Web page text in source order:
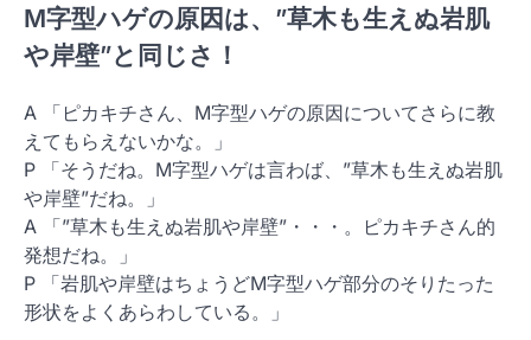
M字型ハゲの原因は、”草木も生えぬ岩肌
や岸壁”と同じさ！
A 「ピカキチさん、M字型ハゲの原因についてさらに教
えてもらえないかな。」
P 「そうだね。M字型ハゲは言わば、”草木も生えぬ岩肌
や岸壁”だね。」
A 「”草木も生えぬ岩肌や岸壁”・・・。ピカキチさん的
発想だね。」
P 「岩肌や岸壁はちょうどM字型ハゲ部分のそりたった
形状をよくあらわしている。」